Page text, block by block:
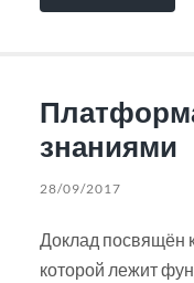
знаниями
28/09/2017
Доклад посвящён
которой лежит